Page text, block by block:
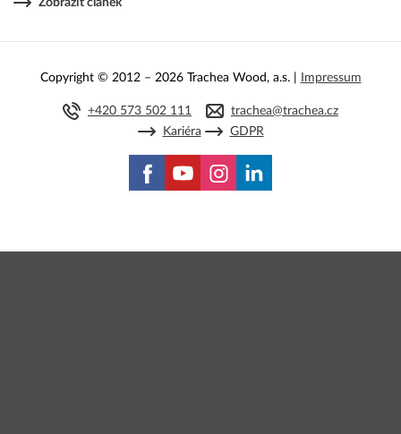
Zobrazit článek
Copyright © 2012 – 2026 Trachea Wood, a.s. | Impressum
+420 573 502 111
trachea@trachea.cz
Kariéra
GDPR